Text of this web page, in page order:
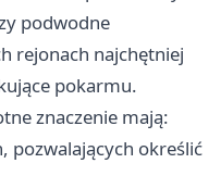
podwodne
rejonach najchętniej
pokarmu.
znaczenie mają:
pozwalających określić